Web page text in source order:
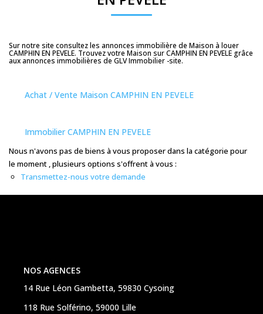
Nos Agences
Nos Actualités
CONTACT
ESPACE CLIENTS
Sur notre site consultez les annonces immobilière de Maison à louer
CAMPHIN EN PEVELE. Trouvez votre Maison sur CAMPHIN EN PEVELE grâce
aux annonces immobilières de GLV Immobilier -site.
Achat / Vente Maison CAMPHIN EN PEVELE
Immobilier CAMPHIN EN PEVELE
Nous n'avons pas de biens à vous proposer dans la catégorie pour
le moment , plusieurs options s'offrent à vous :
Transmettez-nous votre demande
NOS AGENCES
14 Rue Léon Gambetta, 59830 Cysoing
118 Rue Solférino, 59000 Lille